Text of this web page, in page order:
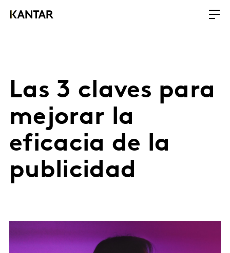
Las 3 claves para
mejorar la
eficacia de la
publicidad